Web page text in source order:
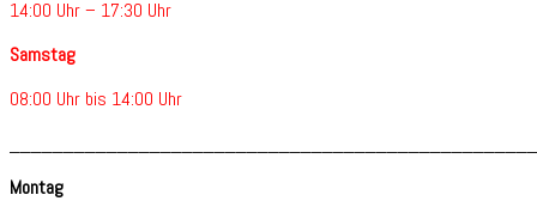
14:00 Uhr – 17:30 Uhr
Samstag
08:00 Uhr bis 14:00 Uhr
Montag